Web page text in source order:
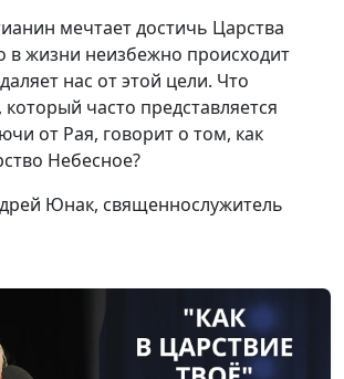
ли
Олег Гончаров,
священнослужитель,
доктор практического
богословия
Валерий Малышев,
священнослужитель,
Валерий Малышев,
Олег Гончаров,
священнослужитель,
мечтает достичь Царства
в жизни неизбежно происходит
нас от этой цели. Что
часто представляется
от Рая, говорит о том, как
Небесное?
Юнак, священнослужитель